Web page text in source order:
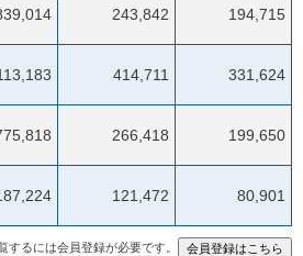
243,842 194,715
414,711 331,624
266,418 199,650
121,472 80,901
するには会員登録が必要です。